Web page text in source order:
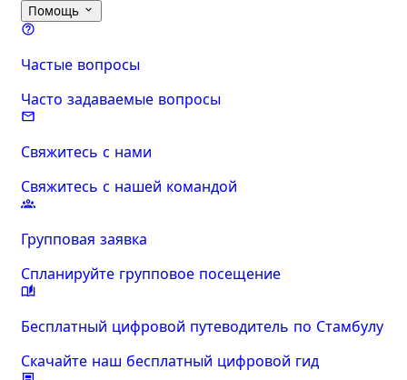
Помощь
Частые вопросы
Часто задаваемые вопросы
Свяжитесь с нами
Свяжитесь с нашей командой
Групповая заявка
Спланируйте групповое посещение
Бесплатный цифровой путеводитель по Стамбулу
Скачайте наш бесплатный цифровой гид